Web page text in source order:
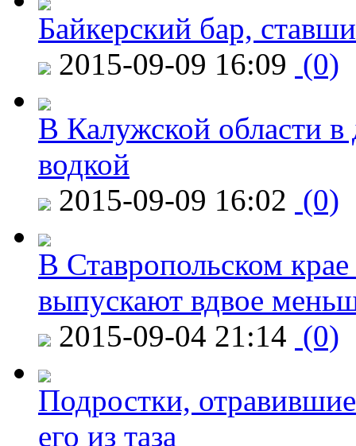
Байкерский бар,
2015-09-09 16:09 (0)
В Калужской области в
водкой
2015-09-09 16:02 (0)
В Ставропольском
выпускают вдвое
2015-09-04 21:14 (0)
Подростки,
его из таза